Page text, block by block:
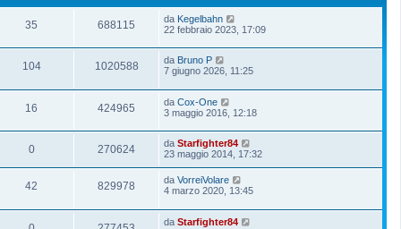
35 688115 da Kegelbahn
22 febbraio 2023, 17:09
104 1020588 da Bruno P
7 giugno 2026, 11:25
16 424965 da Cox-One
3 maggio 2016, 12:18
0 270624 da Starfighter84
23 maggio 2014, 17:32
42 829978 da VorreiVolare
4 marzo 2020, 13:45
da Starfighter84